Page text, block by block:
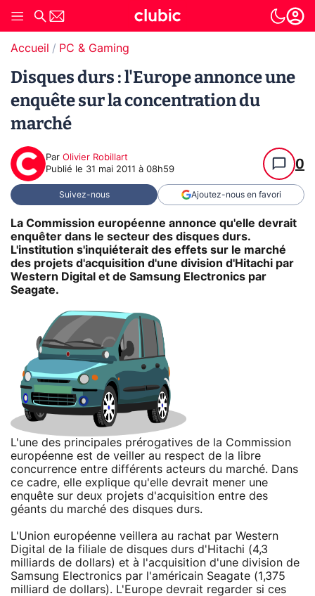
Accueil PC & Gaming
Disques durs : l'Europe annonce une
enquête sur la concentration du
marché
Par Olivier Robillart
Publié le 31 mai 2011 à 08h59 0
Suivez-nous Ajoutez-nous en favori
La Commission européenne annonce qu'elle devrait
enquêter dans le secteur des disques durs.
L'institution s'inquiéterait des effets sur le marché
des projets d'acquisition d'une division d'Hitachi par
Western Digital et de Samsung Electronics par
Seagate.
L'une des principales prérogatives de la Commission
européenne est de veiller au respect de la libre
concurrence entre différents acteurs du marché. Dans
ce cadre, elle explique qu'elle devrait mener une
enquête sur deux projets d'acquisition entre des
géants du marché des disques durs.
L'Union européenne veillera au rachat par Western
Digital de la filiale de disques durs d'Hitachi (4,3
milliards de dollars) et à l'acquisition d'une division de
Samsung Electronics par l'américain Seagate (1,375
milliard de dollars). L'Europe devrait regarder si ces